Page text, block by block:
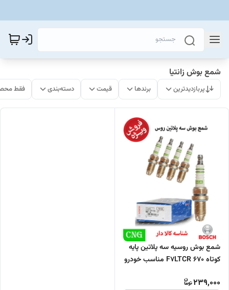
شمع بوش زانتیا
پربازدیدترین برندها قیمت دسته‌بندی فقط
شمع بوش روسیه سه پلاتین پایه
کوتاه F7LTCR 670 مناسب خودرو
239,000